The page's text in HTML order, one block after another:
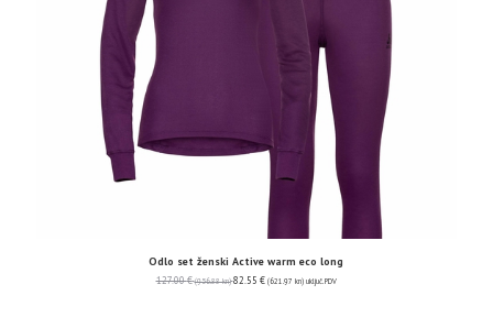
Odlo set ženski Active warm eco long
127.00€ (956.88 kn) 82.55 € (621.97 kn) uključ. PDV